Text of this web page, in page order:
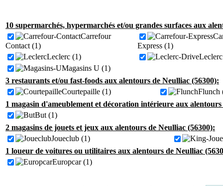
10 supermarchés, hypermarchés et/ou grandes surfaces aux
Carrefour
Contact (1)
Express (1)
Leclerc (1)
Magasins U (1)
3 restaurants et/ou fast-foods aux alentours de Neulliac (56300):
Courtepaille (1)
Flunch
1 magasin d'ameublement et décoration intérieure aux
But (1)
2 magasins de jouets et jeux aux alentours de Neulliac (56300):
Joueclub (1)
1 loueur de voitures ou utilitaires aux alentours de Neulliac
Europcar (1)